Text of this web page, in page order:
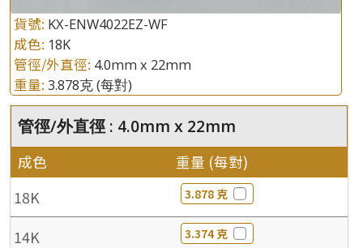
貨號: KX-ENW4022EZ-WF
成色: 18K
管徑/外直徑: 4.0mm x 22mm
重量: 3.878克(每對)
管徑/外直徑 : 4.0mm x 22mm
成色 重量 (每對)
18K 3.878 克
14K 3.374 克